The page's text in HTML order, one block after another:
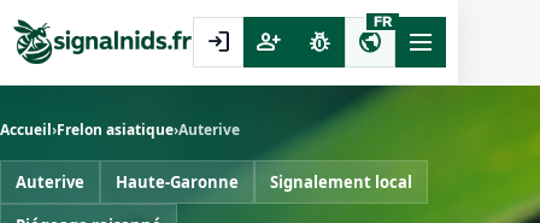
login person_add pest_control public
FR
Accueil›Frelon asiatique›Auterive
Auterive Haute-Garonne
Signalement local